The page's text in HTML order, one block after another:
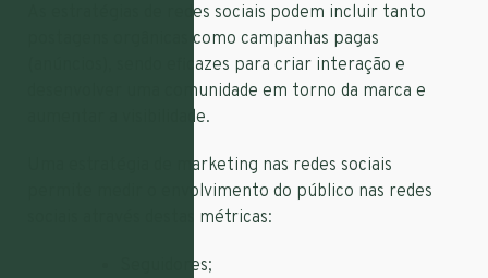
As estratégias de redes sociais podem incluir tanto
postagens orgânicas como campanhas pagas
(anúncios), sendo eficazes para criar interação e
desenvolver uma comunidade em torno da marca e
aumentar a visibilidade.
Uma estratégia de marketing nas redes sociais
permite medir o envolvimento do público nas redes
sociais através destas métricas:
Seguidores;